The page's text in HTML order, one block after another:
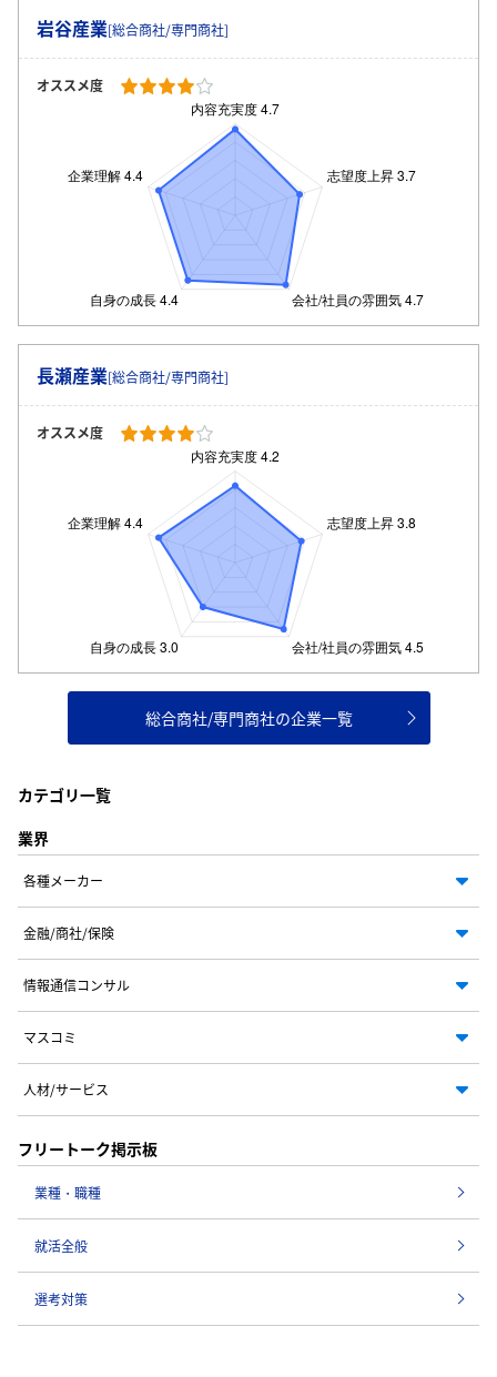
岩谷産業[総合商社/専門商社]
オススメ度
長瀬産業[総合商社/専門商社]
オススメ度
総合商社/専門商社の企業一覧
カテゴリ一覧
業界
各種メーカー
金融/商社/保険
情報通信コンサル
マスコミ
人材/サービス
フリートーク掲示板
業種・職種
就活全般
選考対策